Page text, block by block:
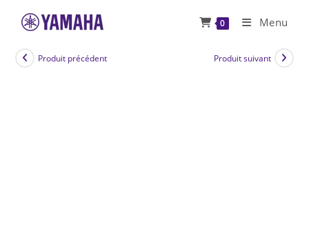
0 Menu
Produit précédent Produit suivant